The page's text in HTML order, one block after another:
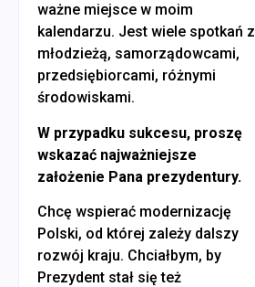
ważne miejsce w moim
kalendarzu. Jest wiele spotkań z
młodzieżą, samorządowcami,
przedsiębiorcami, różnymi
środowiskami.
W przypadku sukcesu, proszę
wskazać najważniejsze
założenie Pana prezydentury.
Chcę wspierać modernizację
Polski, od której zależy dalszy
rozwój kraju. Chciałbym, by
Prezydent stał się też